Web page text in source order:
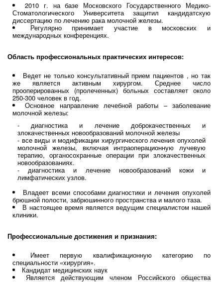
2010 г. на базе Московского Государственного Медико-
Стоматологического Университета защитил кандидатскую
диссертацию по лечению рака молочной железы.
Регулярно принимает участие в московских и
международных конференциях.
Область профессиональных практических интересов:
Ведет не только консультативный прием пациентов , но так
же является активным хирургом. Среднее число
прооперированных (пролеченных) больных составляет около
250-300 человек в год.
Основное направление лечебной работы – заболевание
молочной железы:
- диагностика и лечение доброкачественных и
злокачественных новообразований молочной железы
- все виды и модификации хирургического лечения опухолей
молочной железы, включая интраоперационную лучевую
терапию, органосохранные операции при злокачественных
новообразованиях.
- диагностика и лечение новообразований кожи и
лимфатических узлов.
Владеет всеми способами диагностики и лечения опухолей
брюшной полости, забрюшинного пространства и малого таза.
В настоящее время является ведущим специалистом нашей
клиники.
Профессиональные достижения и признания:
Имеет первую квалификационную категорию по
специальности «хирургия».
Кандидат медицинских наук
Является действующим членом Российского общества